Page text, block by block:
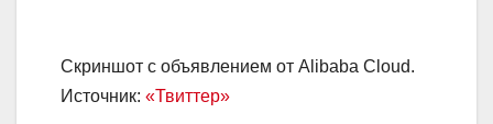
Скриншот с объявлением от Alibaba Cloud.
Источник: «Твиттер»